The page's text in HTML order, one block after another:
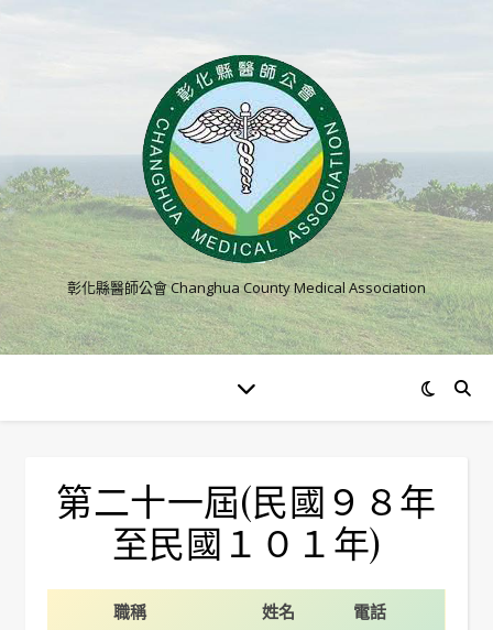
彰化縣醫師公會 Changhua County Medical Association
第二十一屆(民國９８年
至民國１０１年)
職稱 姓名 電話